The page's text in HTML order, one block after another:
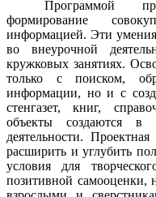
Программой
формирование
информацией. Эти
во внеурочной
кружковых занятиях.
только с поиском,
информации, но и с
стенгазет, книг,
объекты создаются в
деятельности. Проектная
расширить и углубить
условия для
позитивной самооценки,